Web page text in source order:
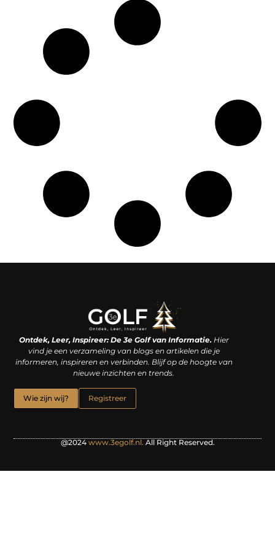
Ontdek, Leer, Inspireer: De 3e Golf van Informatie.Hier
vind je een verzameling van blogs en artikelen die je
informeren, inspireren en verbinden. Blijf op de hoogte van
nieuwe inzichten en trends.
Wie zijn wij? Registreer
@2024 www.3egolf.nl. All Right Reserved.